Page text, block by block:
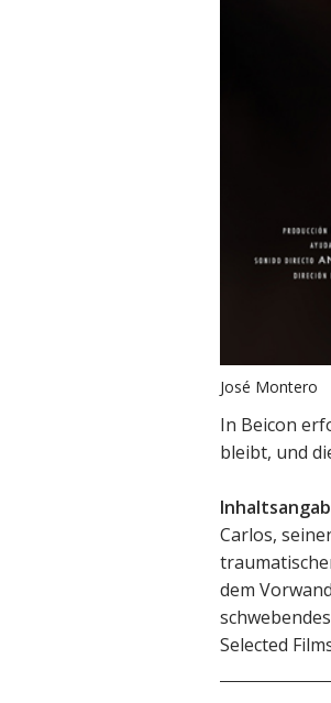
José Montero
In Beicon
bleibt, und
Carlos,
dem
Selected